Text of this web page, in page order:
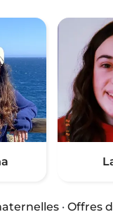
· Offres